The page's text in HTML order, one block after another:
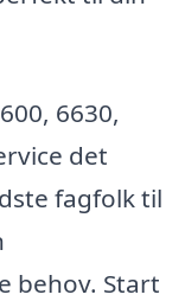
6630,
det
fagfolk til
behov. Start